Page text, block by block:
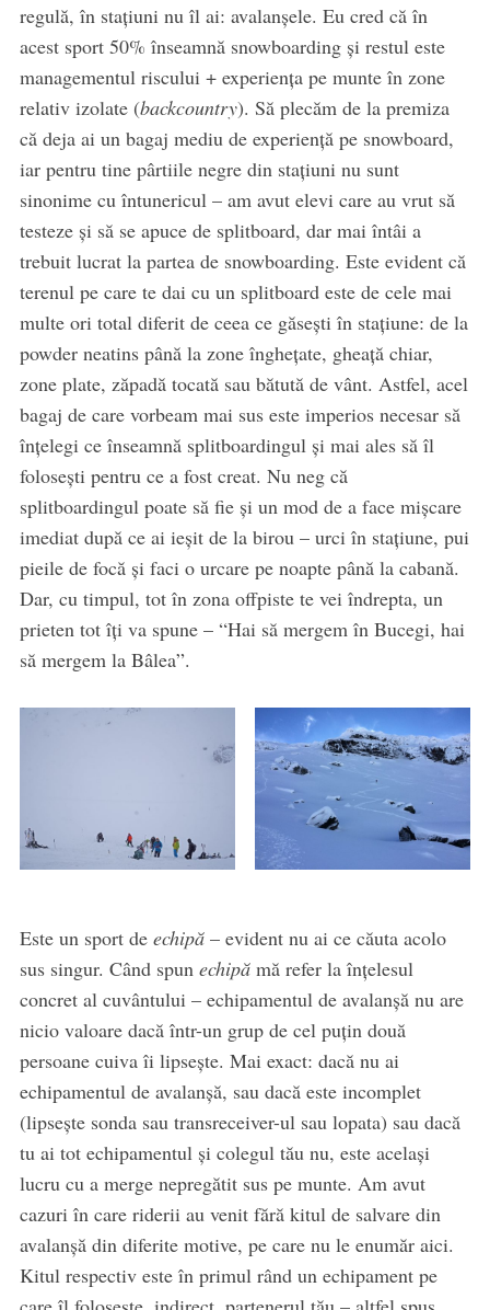
regulă, în stațiuni nu îl ai: avalanșele. Eu cred că în
acest sport 50% înseamnă snowboarding și restul este
managementul riscului + experiența pe munte în zone
relativ izolate (backcountry). Să plecăm de la premiza
că deja ai un bagaj mediu de experiență pe snowboard,
iar pentru tine pârtiile negre din stațiuni nu sunt
sinonime cu întunericul – am avut elevi care au vrut să
testeze și să se apuce de splitboard, dar mai întâi a
trebuit lucrat la partea de snowboarding. Este evident că
terenul pe care te dai cu un splitboard este de cele mai
multe ori total diferit de ceea ce găsești în stațiune: de la
powder neatins până la zone înghețate, gheață chiar,
zone plate, zăpadă tocată sau bătută de vânt. Astfel, acel
bagaj de care vorbeam mai sus este imperios necesar să
înțelegi ce înseamnă splitboardingul și mai ales să îl
folosești pentru ce a fost creat. Nu neg că
splitboardingul poate să fie și un mod de a face mișcare
imediat după ce ai ieșit de la birou – urci în stațiune, pui
pieile de focă și faci o urcare pe noapte până la cabană.
Dar, cu timpul, tot în zona offpiste te vei îndrepta, un
prieten tot îți va spune – “Hai să mergem în Bucegi, hai
să mergem la Bâlea”.
Este un sport de echipă – evident nu ai ce căuta acolo
sus singur. Când spun echipămă refer la înțelesul
concret al cuvântului – echipamentul de avalanșă nu are
nicio valoare dacă într-un grup de cel puțin două
persoane cuiva îi lipsește. Mai exact: dacă nu ai
echipamentul de avalanșă, sau dacă este incomplet
(lipsește sonda sau transreceiver-ul sau lopata) sau dacă
tu ai tot echipamentul și colegul tău nu, este același
lucru cu a merge nepregătit sus pe munte. Am avut
cazuri în care riderii au venit fără kitul de salvare din
avalanșă din diferite motive, pe care nu le enumăr aici.
Kitul respectiv este în primul rând un echipament pe